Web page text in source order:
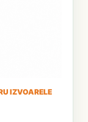
IZVOARELE